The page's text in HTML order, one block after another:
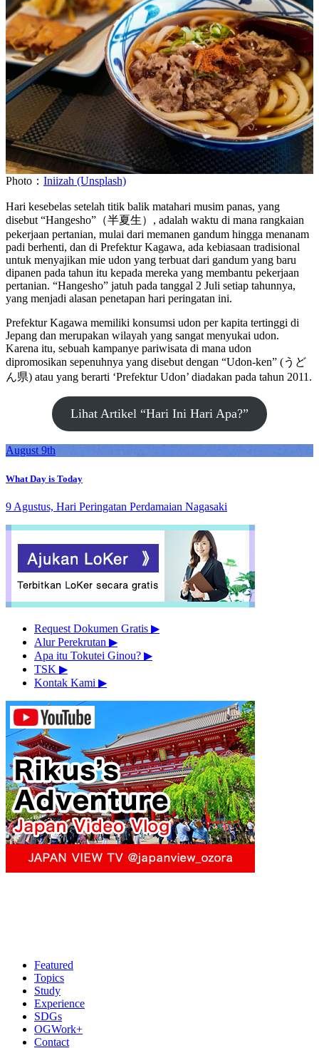
Photo： Iniizah (Unsplash)
Hari kesebelas setelah titik balik matahari musim panas, yang
disebut “Hangesho”（半夏生）, adalah waktu di mana rangkaian
pekerjaan pertanian, mulai dari memanen gandum hingga menanam
padi berhenti, dan di Prefektur Kagawa, ada kebiasaan tradisional
untuk menyajikan mie udon yang terbuat dari gandum yang baru
dipanen pada tahun itu kepada mereka yang membantu pekerjaan
pertanian. “Hangesho” jatuh pada tanggal 2 Juli setiap tahunnya,
yang menjadi alasan penetapan hari peringatan ini.
Prefektur Kagawa memiliki konsumsi udon per kapita tertinggi di
Jepang dan merupakan wilayah yang sangat menyukai udon.
Karena itu, sebuah kampanye pariwisata di mana udon
dipromosikan sepenuhnya yang disebut dengan “Udon-ken” (うど
ん県) atau yang berarti ‘Prefektur Udon’ diadakan pada tahun 2011.
Lihat Artikel “Hari Ini Hari Apa?”
August 9th
What Day is Today
9 Agustus, Hari Peringatan Perdamaian Nagasaki
Request Dokumen Gratis ▶︎
Alur Perekrutan ▶︎
Apa itu Tokutei Ginou? ▶︎
TSK ▶︎
Kontak Kami ▶︎
Featured
Topics
Study
Experience
SDGs
OGWork+
Contact